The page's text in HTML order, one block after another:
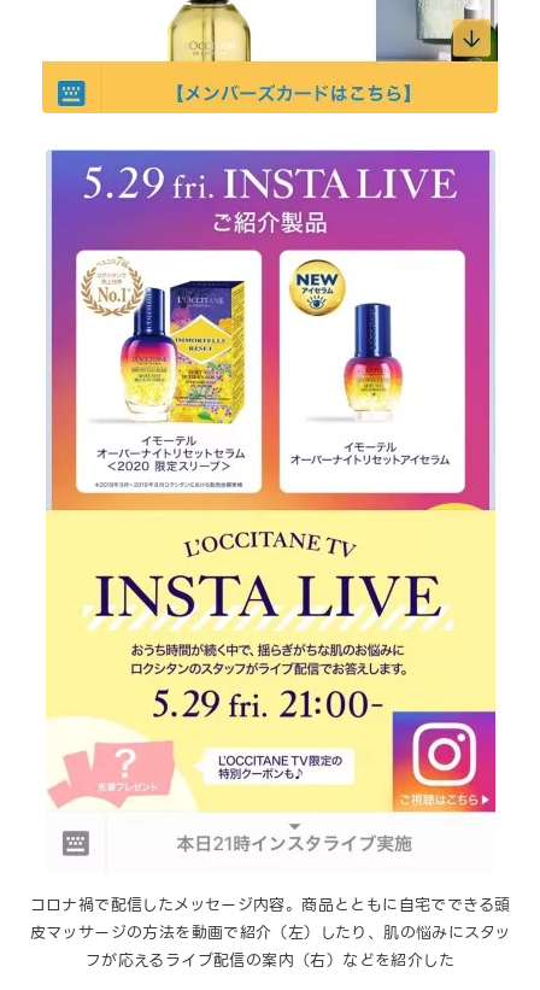
コロナ禍で配信したメッセージ内容。商品とともに自宅でできる頭
皮マッサージの方法を動画で紹介（左）したり、肌の悩みにスタッ
フが応えるライブ配信の案内（右）などを紹介した